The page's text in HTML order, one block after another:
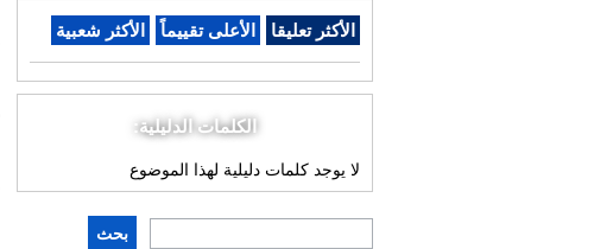
الأكثر تعليقا الأعلى تقييماً الأكثر شعبية
الكلمات الدليلية:
لا يوجد كلمات دليلية لهذا الموضوع
بحث